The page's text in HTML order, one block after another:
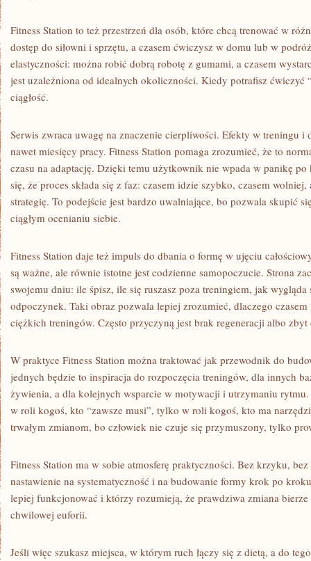
Fitness Station to też przestrzeń dla osób, które chcą trenować w
dostęp do siłowni i sprzętu, a czasem ćwiczysz w domu lub w
elastyczności: można robić dobrą robotę z gumami, a czasem
jest uzależniona od idealnych okoliczności. Kiedy potrafisz ćwiczyć
ciągłość.
Serwis zwraca uwagę na znaczenie cierpliwości. Efekty w treningu
nawet miesięcy pracy. Fitness Station pomaga zrozumieć, że to
czasu na adaptację. Dzięki temu użytkownik nie wpada w panikę
się, że proces składa się z faz: czasem idzie szybko, czasem
strategię. To podejście jest bardzo uwalniające, bo pozwala skupić
ciągłym ocenianiu siebie.
Fitness Station daje też impuls do dbania o formę w ujęciu
są ważne, ale równie istotne jest codzienne samopoczucie. Strona
swojemu dniu: ile śpisz, ile się ruszasz poza treningiem, jak wygląda
odpoczynek. Taki obraz pozwala lepiej zrozumieć, dlaczego
ciężkich treningów. Często przyczyną jest brak regeneracji albo
W praktyce Fitness Station można traktować jak przewodnik do
jednych będzie to inspiracja do rozpoczęcia treningów, dla innych
żywienia, a dla kolejnych wsparcie w motywacji i utrzymaniu
w roli kogoś, kto “zawsze musi”, tylko w roli kogoś, kto ma
trwałym zmianom, bo człowiek nie czuje się przymuszony, tylko
Fitness Station ma w sobie atmosferę praktyczności. Bez krzyku,
nastawienie na systematyczność i na budowanie formy krok po
lepiej funkcjonować i którzy rozumieją, że prawdziwa zmiana
chwilowej euforii.
Jeśli więc szukasz miejsca, w którym ruch łączy się z dietą, a do